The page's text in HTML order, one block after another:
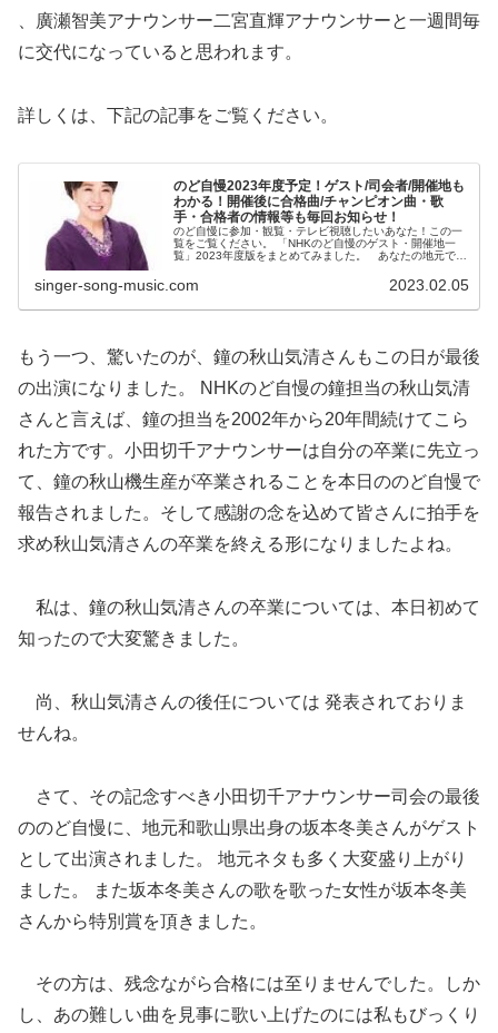
廣瀬智美アナウンサー二宮直輝アナウンサーと一週間毎
に交代になっていると思われます。
詳しくは、下記の記事をご覧ください。
のど自慢2023年度予定！ゲスト/司会者/開催地も
わかる！開催後に合格曲/チャンピオン曲・歌
手・合格者の情報等も毎回お知らせ！
のど自慢に参加・観覧・テレビ視聴したいあなた！この一
覧をご覧ください。 「NHKのど自慢のゲスト・開催地一
覧」2023年度版をまとめてみました。 あなたの地元でど
singer-song-music.com 2023.02.05
もう一つ、驚いたのが、鐘の秋山気清さんもこの日が最後
の出演になりました。 NHKのど自慢の鐘担当の秋山気清
さんと言えば、鐘の担当を2002年から20年間続けてこら
れた方です。 小田切千アナウンサーは自分の卒業に先立っ
て、鐘の秋山機生産が卒業されることを本日ののど自慢で
報告されました。そして感謝の念を込めて皆さんに拍手を
求め秋山気清さんの卒業を終える形にな りましたよね。
私は、鐘の秋山気清さんの卒業については、本日初めて
知ったので大変驚きました。
尚、秋山気清さんの後任については 発表されておりま
せんね。
さて、その記念すべき小田切千アナウンサー司会の最後
ののど自慢に、地元和歌山県出身の坂本冬美さんがゲスト
として出演されました 。 地元ネタも多く大変盛り上がり
ました。 また坂本冬美さんの歌を歌った女性が坂本冬美
さんから特別賞を頂きました。
その方は、残念ながら合格には至りませんでした。しか
し、あの難しい曲を見事に歌い上げたのには私もびっくり